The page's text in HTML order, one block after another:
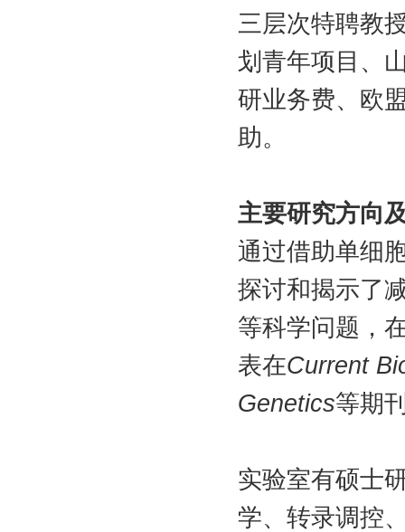
三层次特聘教
划青年项目 、
研业务费、欧
助。
主要研究方向
通过借助单细
探讨和揭示了
等科学问题，
表在Current
Genetics等期
实验室有硕士
学、转录调控